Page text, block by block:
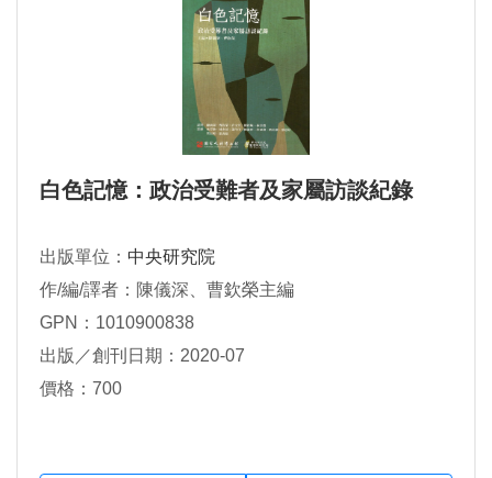
白色記憶：政治受難者及家屬訪談紀錄
出版單位： 中央研究院
作/編/譯者：陳儀深、曹欽榮主編
GPN：1010900838
出版／創刊日期：2020-07
價格：700